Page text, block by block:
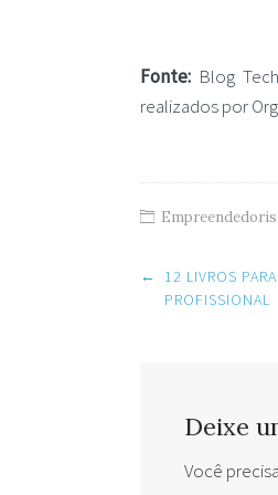
Fonte: Blog
realizados por
Post
navigation
←
12 LIVROS
PROFISSIONAL
Deixe
Você